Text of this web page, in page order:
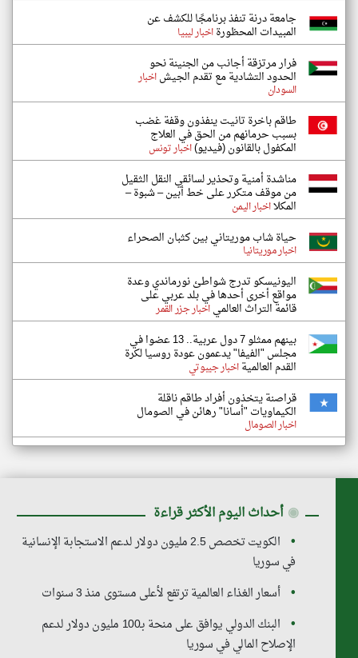
جامعة درنة تنفذ برنامجًا للكشف عن
المبيدات المحظورةاخبار ليبيا
فرار مرتزقة أجانب من الجنينة نحو
الحدود التشادية مع تقدم الجيشاخبار
السودان
طاقم باخرة تانيت ينفذون وقفة غضب
بسبب حرمانهم من الحق في العلاج
المكفول بالقانون (فيديو)اخبار تونس
مناشدة أمنية وتحذير لسائقي النقل الثقيل
من موقف متكرر على خط أبين – شبوة –
المكلااخبار اليمن
حياة شاب موريتاني بين كثبان الصحراء
اخبار موريتانيا
اليونيسكو تدرج شواطئ نورماندي وعدة
مواقع أخرى أحدها في بلد عربي على
قائمة التراث العالمياخبار جزر القمر
بينهم ممثلو 7 دول عربية.. 13 عضوا في
مجلس "الفيفا" يدعمون عودة روسيا لكرة
القدم العالميةاخبار جيبوتي
قراصنة يتخذون أفراد طاقم ناقلة
الكيماويات "أسانا" رهائن في الصومال
اخبار الصومال
◉ أحداث اليوم الأكثر قراءة
الكويت تخصص 2.5 مليون دولار لدعم الاستجابة الإنسانية
في سوريا
أسعار الغذاء العالمية ترتفع لأعلى مستوى منذ 3 سنوات
البنك الدولي يوافق على منحة بـ100 مليون دولار لدعم
الإصلاح المالي في سوريا